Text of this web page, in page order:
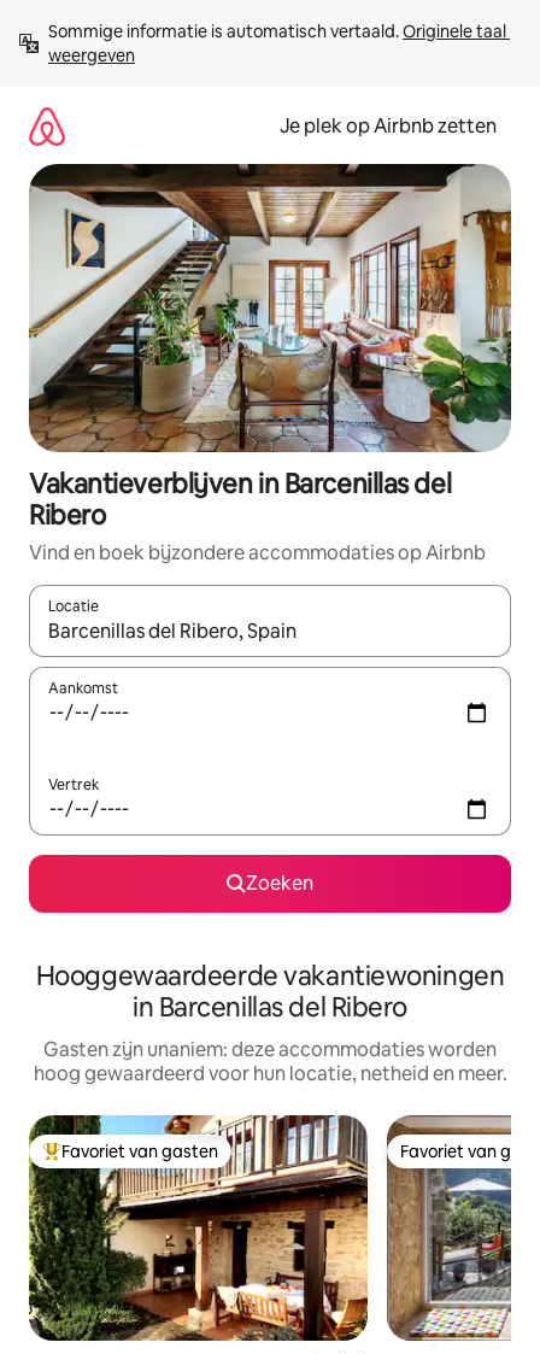
direct
naar
Sommige informatie is automatisch vertaald. Originele taal
weergeven
Je plek op Airbnb zetten
Vakantieverblijven in Barcenillas del
Ribero
Vind en boek bijzondere accommodaties op Airbnb
Locatie
Wanneer er resultaten beschikbaar zijn, maak je een keuze
Aankomst
Vertrek
Zoeken
Hooggewaardeerde vakantiewoningen
in Barcenillas del Ribero
Gasten zijn unaniem: deze accommodaties worden
hoog gewaardeerd voor hun locatie, netheid en meer.
Topfavoriet van gasten
Favoriet van gasten Favoriet van
Favoriet van